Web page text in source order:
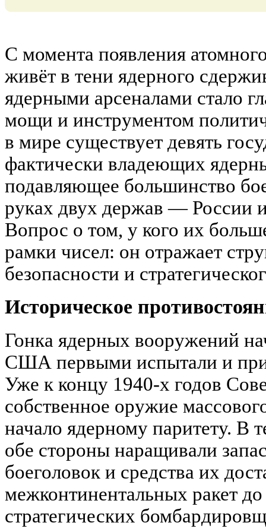
С момента появления
живёт в тени ядерного
ядерными арсеналами стало
мощи и инструментом
в мире существует девять
фактически владеющих
подавляющее большинство
руках двух держав — России
Вопрос о том, у кого их
рамки чисел: он отражает
безопасности и
Историческое
Гонка ядерных вооружений
США первыми испытали и
Уже к концу 1940-х годов
собственное оружие
начало ядерному паритету. В
обе стороны наращивали
боеголовок и средства их
межконтинентальных ракет
стратегических